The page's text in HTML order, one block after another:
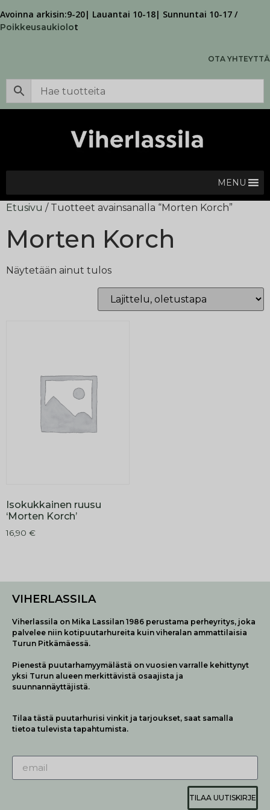
Avoinna arkisin:9-20| Lauantai 10-18| Sunnuntai 10-17 /
Poikkeusaukiolot
OTA YHTEYTTÄ
MENU
Etusivu / Tuotteet avainsanalla “Morten Korch”
Morten Korch
Näytetään ainut tulos
Isokukkainen ruusu
‘Morten Korch’
16,90 €
VIHERLASSILA
Viherlassila on Mika Lassilan 1986 perustama perheyritys, joka
palvelee niin kotipuutarhureita kuin viheralan ammattilaisia
Turun Pitkämäessä.
Pienestä puutarhamyymälästä on vuosien varralle kehittynyt
yksi Turun alueen merkittävistä osaajista ja
suunnannäyttäjistä.
Tilaa tästä puutarhurisi vinkit ja tarjoukset, saat samalla
tietoa tulevista tapahtumista.
TILAA UUTISKIRJE